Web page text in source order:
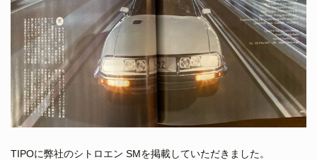
TIPOに弊社のシトロエン SMを掲載していただきました。